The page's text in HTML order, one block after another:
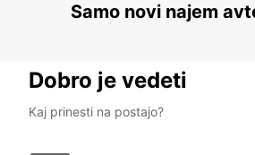
Samo novi najem
Dobro je vedeti
Kaj prinesti na postajo?